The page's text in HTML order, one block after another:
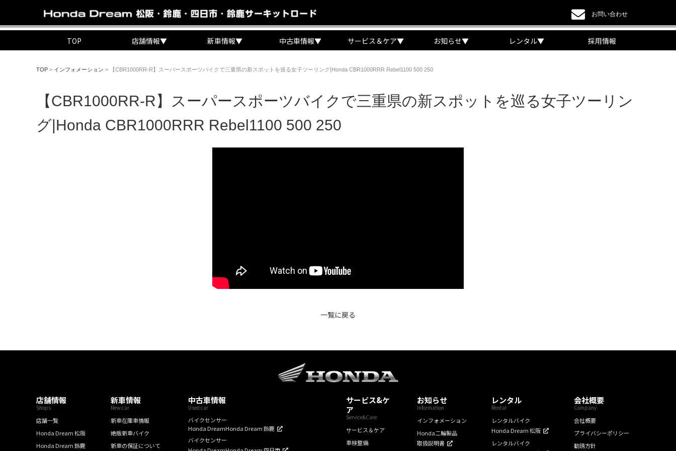
お問い合わせ
TOP 店舗情報▼ 新車情報▼ 中古車情報▼ サービス＆ケア▼ お知らせ▼ レンタル▼ 採用情報
TOP > インフォメーション > 【CBR1000RR-R】スーパースポーツバイクで三重県の新スポットを巡る女子ツーリング|Honda CBR1000RRR Rebel1100 500 250
【CBR1000RR-R】スーパースポーツバイクで三重県の新スポットを巡る女子ツーリン
グ|Honda CBR1000RRR Rebel1100 500 250
一覧に戻る
店舗情報
Shops
店舗一覧
Honda Dream 松阪
Honda Dream 鈴鹿
新車情報
New car
新車在庫車情報
絶版新車バイク
新車の保証について
中古車情報
Used car
バイクセンサー
Honda DreamHonda Dream 鈴鹿
バイクセンサー
サービス&ケ
ア
Service&Care
サービス＆ケア
車検整備
お知らせ
Information
インフォメーション
Honda二輪製品
取扱説明書
レンタル
Rental
レンタルバイク
Honda Dream 松阪
レンタルバイク
会社概要
Company
会社概要
プライバシーポリシー
勧誘方針